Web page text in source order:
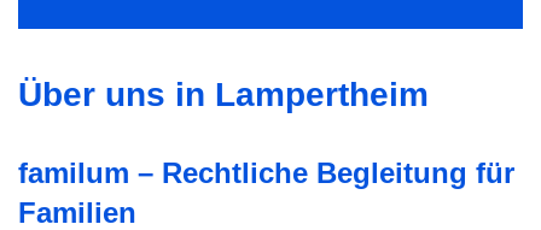
Über uns in Lampertheim
familum – Rechtliche Begleitung für
Familien